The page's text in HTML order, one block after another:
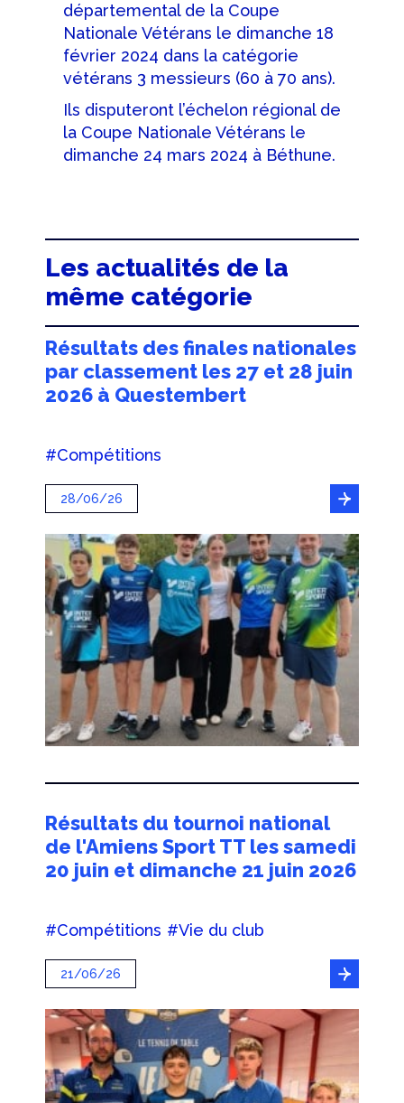
départemental de la Coupe
Nationale Vétérans le dimanche 18
février 2024 dans la catégorie
vétérans 3 messieurs (60 à 70 ans).
Ils disputeront l’échelon régional de
la Coupe Nationale Vétérans le
dimanche 24 mars 2024 à Béthune.
Les actualités de la
même catégorie
Résultats des finales nationales
par classement les 27 et 28 juin
2026 à Questembert
#Compétitions
28/06/26
Résultats du tournoi national
de l'Amiens Sport TT les samedi
20 juin et dimanche 21 juin 2026
#Compétitions #Vie du club
21/06/26